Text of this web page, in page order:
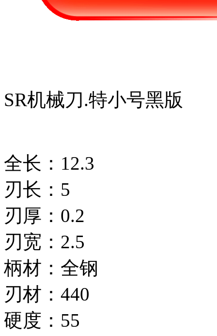
SR机械刀.特小号黑版
全长：12.3
刃长：5
刃厚：0.2
刃宽：2.5
柄材：全钢
刃材：440
硬度：55